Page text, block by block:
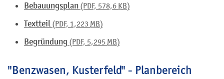
Bebauungsplan (PDF, 578,6KB)
Textteil (PDF, 1,223 MB)
Begründung (PDF, 5,295MB)
"Benzwasen, Kusterfeld" - Planbereich